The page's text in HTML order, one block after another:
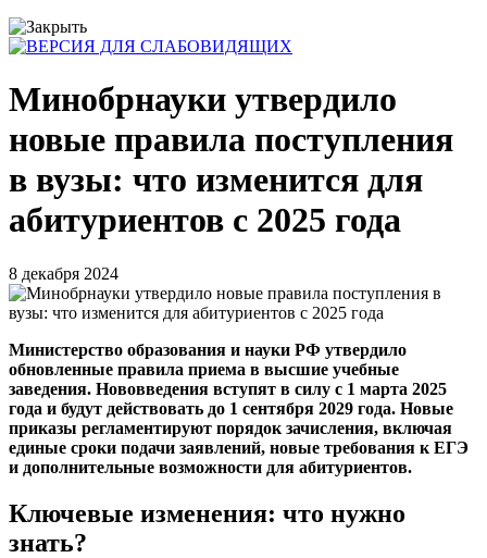
Минобрнауки утвердило
новые правила поступления
в вузы: что изменится для
абитуриентов с 2025 года
8 декабря 2024
Министерство образования и науки РФ утвердило
обновленные правила приема в высшие учебные
заведения. Нововведения вступят в силу с 1 марта 2025
года и будут действовать до 1 сентября 2029 года. Новые
приказы регламентируют порядок зачисления, включая
единые сроки подачи заявлений, новые требования к ЕГЭ
и дополнительные возможности для абитуриентов.
Ключевые изменения: что нужно
знать?